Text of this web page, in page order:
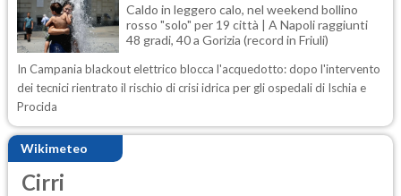
Caldo in leggero calo, nel weekend bollino
rosso "solo" per 19 città | A Napoli raggiunti
48 gradi, 40 a Gorizia (record in Friuli)
In Campania blackout elettrico blocca l'acquedotto: dopo l'intervento
dei tecnici rientrato il rischio di crisi idrica per gli ospedali di Ischia e
Procida
Wikimeteo
Cirri